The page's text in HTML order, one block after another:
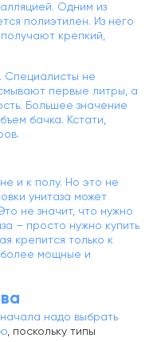
Одним из
полиэтилен. Из него
крепкий,
Специалисты не
первые литры, а
Большее значение
бачка. Кстати,
и к полу. Но это не
унитаза может
не значит, что нужно
– просто нужно купить
крепится только к
более мощные и
надо выбрать
, поскольку типы